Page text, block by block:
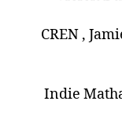
CREN ,
Indie